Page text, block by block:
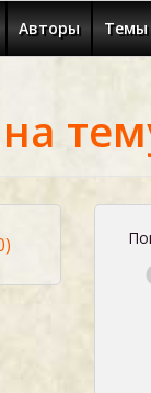
Авторы Темы